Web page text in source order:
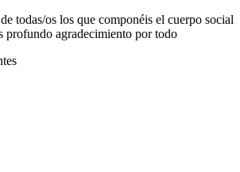
todas/os los que componéis el cuerpo social
profundo agradecimiento por todo